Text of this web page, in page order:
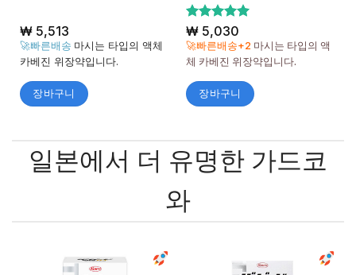
₩5,513
🚀빠른배송 마시는 타입의 액체
카베진 위장약입니다.
장바구니
5 중에서
5로 평가
됨
₩5,030
🚀빠른배송+2 마시는 타입의 액
체 카베진 위장약입니다.
장바구니
일본에서 더 유명한 가드코
와